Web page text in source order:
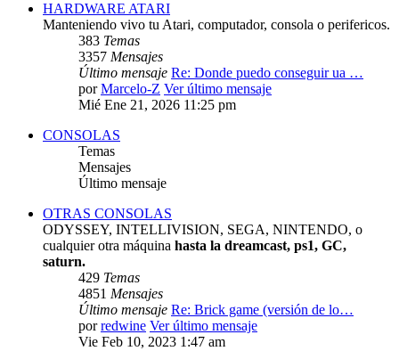
HARDWARE ATARI
Manteniendo vivo tu Atari, computador, consola o perifericos.
383 Temas
3357 Mensajes
Último mensaje Re: Donde puedo conseguir ua …
porMarcelo-Z Ver último mensaje
Mié Ene 21, 2026 11:25 pm
CONSOLAS
Temas
Mensajes
Último mensaje
OTRAS CONSOLAS
ODYSSEY, INTELLIVISION, SEGA, NINTENDO, o
cualquier otra máquina hasta la dreamcast, ps1, GC,
saturn.
429 Temas
4851 Mensajes
Último mensaje Re: Brick game (versión de lo…
porredwine Ver último mensaje
Vie Feb 10, 2023 1:47 am